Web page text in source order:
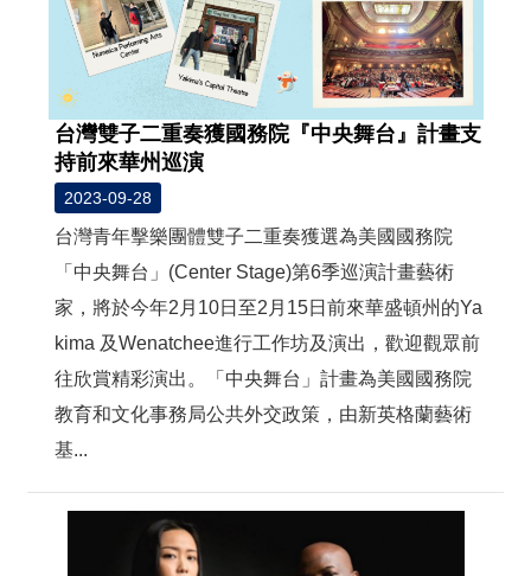
台灣雙子二重奏獲國務院『中央舞台』計畫支
持前來華州巡演
2023-09-28
台灣青年擊樂團體雙子二重奏獲選為美國國務院
「中央舞台」(Center Stage)第6季巡演計畫藝術
家，將於今年2月10日至2月15日前來華盛頓州的Ya
kima 及Wenatchee進行工作坊及演出，歡迎觀眾前
往欣賞精彩演出。「中央舞台」計畫為美國國務院
教育和文化事務局公共外交政策，由新英格蘭藝術
基...